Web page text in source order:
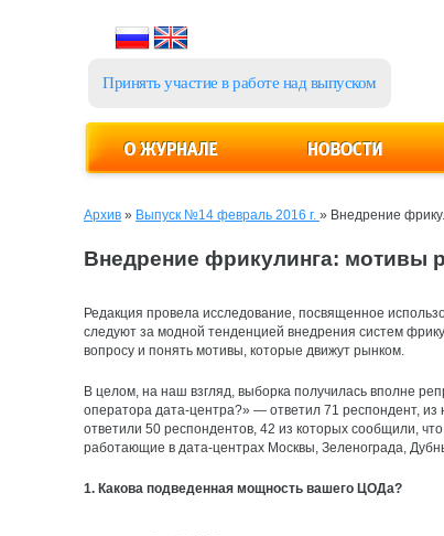
Принять участие в работе над выпуском
Архив » Выпуск №14 февраль 2016 г. » Внедрение
Внедрение фрикулинга: мотивы
Редакция провела исследование, посвященное
следуют за модной тенденцией внедрения систем
вопросу и понять мотивы, которые движут рынком.
В целом, на наш взгляд, выборка получилась вполне
оператора дата-центра?» — ​ответил 71 респондент,
ответили 50 респондентов, 42 из которых сообщили,
работающие в дата-центрах Москвы, Зеленограда,
1. Какова подведенная мощность вашего ЦОДа?